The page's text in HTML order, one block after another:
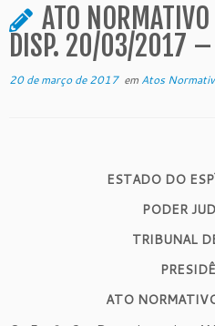
ATO
DISP. 20/03/2017 –
20 de março de 2017em Atos
ESTADO DO
PODER
TRIBUNAL
ATO